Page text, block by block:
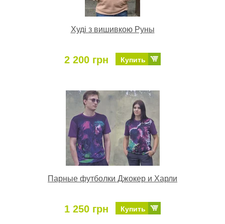
Худі з вишивкою Руны
2 200 грн Купить
Парные футболки Джокер и Харли
1 250 грн Купить